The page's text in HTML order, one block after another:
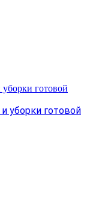
уборки готовой